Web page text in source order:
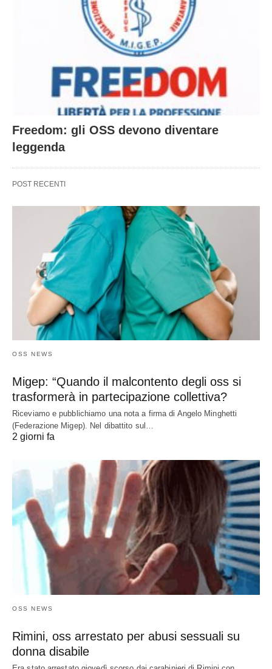
Freedom: gli OSS devono diventare
leggenda
POST RECENTI
OSS NEWS
Migep: “Quando il malcontento degli oss si
trasformerà in partecipazione collettiva?
Riceviamo e pubblichiamo una nota a firma di Angelo Minghetti
(Federazione Migep). Nel dibattito sul…
2 giorni fa
OSS NEWS
Rimini, oss arrestato per abusi sessuali su
donna disabile